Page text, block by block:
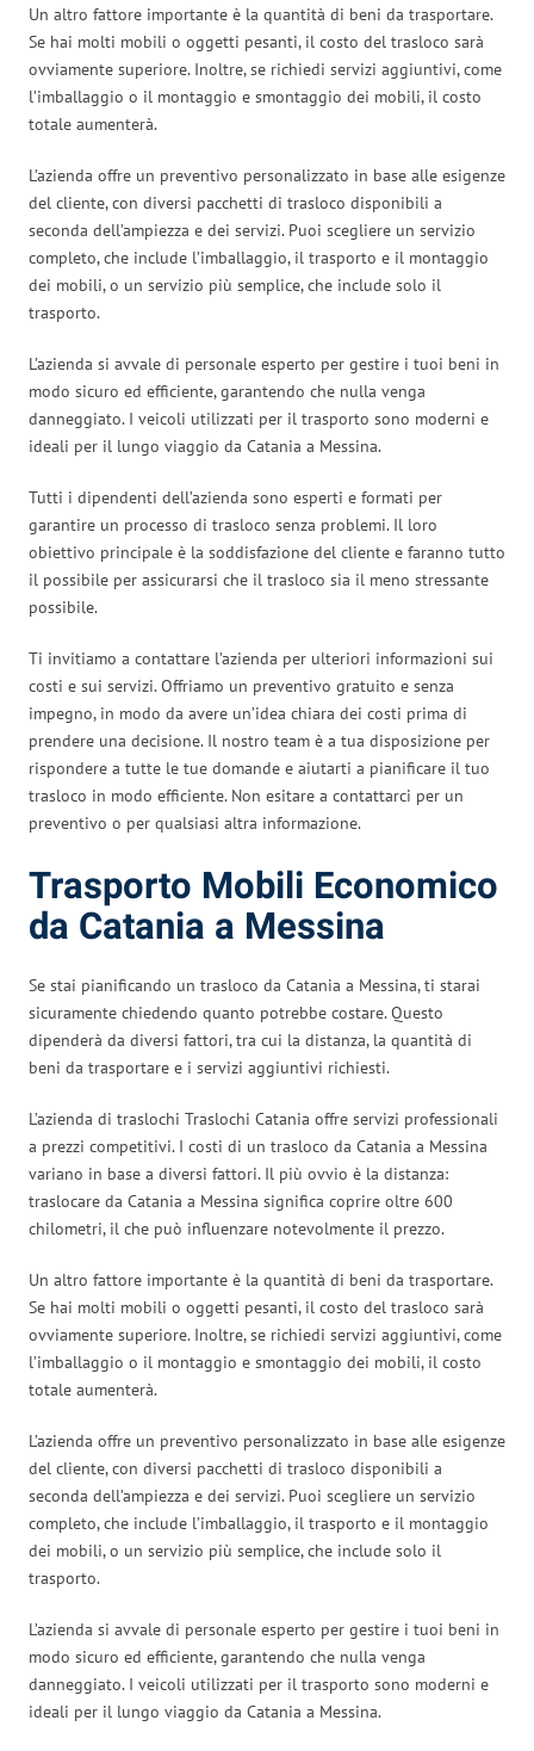
Un altro fattore importante è la quantità di beni da trasportare.
Se hai molti mobili o oggetti pesanti, il costo del trasloco sarà
ovviamente superiore. Inoltre, se richiedi servizi aggiuntivi, come
l’imballaggio o il montaggio e smontaggio dei mobili, il costo
totale aumenterà.
L’azienda offre un preventivo personalizzato in base alle esigenze
del cliente, con diversi pacchetti di trasloco disponibili a
seconda dell’ampiezza e dei servizi. Puoi scegliere un servizio
completo, che include l’imballaggio, il trasporto e il montaggio
dei mobili, o un servizio più semplice, che include solo il
trasporto.
L’azienda si avvale di personale esperto per gestire i tuoi beni in
modo sicuro ed efficiente, garantendo che nulla venga
danneggiato. I veicoli utilizzati per il trasporto sono moderni e
ideali per il lungo viaggio da Catania a Messina.
Tutti i dipendenti dell’azienda sono esperti e formati per
garantire un processo di trasloco senza problemi. Il loro
obiettivo principale è la soddisfazione del cliente e faranno tutto
il possibile per assicurarsi che il trasloco sia il meno stressante
possibile.
Ti invitiamo a contattare l’azienda per ulteriori informazioni sui
costi e sui servizi. Offriamo un preventivo gratuito e senza
impegno, in modo da avere un’idea chiara dei costi prima di
prendere una decisione. Il nostro team è a tua disposizione per
rispondere a tutte le tue domande e aiutarti a pianificare il tuo
trasloco in modo efficiente. Non esitare a contattarci per un
preventivo o per qualsiasi altra informazione.
Trasporto Mobili Economico
da Catania a Messina
Se stai pianificando un trasloco da Catania a Messina, ti starai
sicuramente chiedendo quanto potrebbe costare. Questo
dipenderà da diversi fattori, tra cui la distanza, la quantità di
beni da trasportare e i servizi aggiuntivi richiesti.
L’azienda di traslochi Traslochi Catania offre servizi professionali
a prezzi competitivi. I costi di un trasloco da Catania a Messina
variano in base a diversi fattori. Il più ovvio è la distanza:
traslocare da Catania a Messina significa coprire oltre 600
chilometri, il che può influenzare notevolmente il prezzo.
Un altro fattore importante è la quantità di beni da trasportare.
Se hai molti mobili o oggetti pesanti, il costo del trasloco sarà
ovviamente superiore. Inoltre, se richiedi servizi aggiuntivi, come
l’imballaggio o il montaggio e smontaggio dei mobili, il costo
totale aumenterà.
L’azienda offre un preventivo personalizzato in base alle esigenze
del cliente, con diversi pacchetti di trasloco disponibili a
seconda dell’ampiezza e dei servizi. Puoi scegliere un servizio
completo, che include l’imballaggio, il trasporto e il montaggio
dei mobili, o un servizio più semplice, che include solo il
trasporto.
L’azienda si avvale di personale esperto per gestire i tuoi beni in
modo sicuro ed efficiente, garantendo che nulla venga
danneggiato. I veicoli utilizzati per il trasporto sono moderni e
ideali per il lungo viaggio da Catania a Messina.